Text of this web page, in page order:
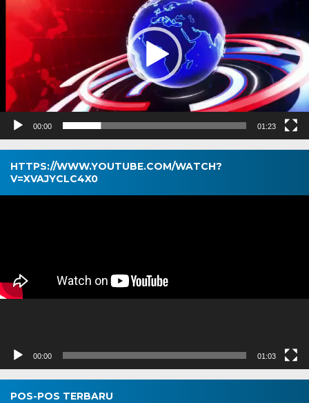
00:00 01:23
HTTPS://WWW.YOUTUBE.COM/WATCH?
V=XVAJYCLC4X0
Pemutar
00:00 01:03
POS-POS TERBARU